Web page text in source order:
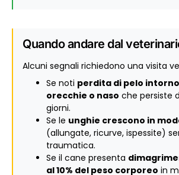
Quando andare dal
Alcuni segnali richiedono una visita
Se noti perdita di pelo
orecchie o naso che persiste
giorni.
Se le unghie crescono in
(allungate, ricurve, ispessite)
traumatica.
Se il cane presenta
al 10% del peso corporeo in